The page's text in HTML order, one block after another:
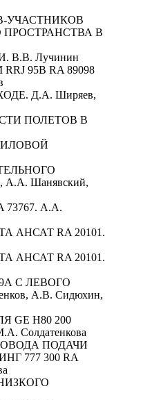
УЧАСТНИКОВ
В
Лучинин
95B RA 89098
Д.А. Ширяев,
ПОЛЕТОВ В
Шанявский,
А.А.
АНСАТ RA 20101.
АНСАТ RA 20101.
С ЛЕВОГО
А.В. Сидюхин,
H80 200
Солдатенкова
ПОДАЧИ
777 300 RA